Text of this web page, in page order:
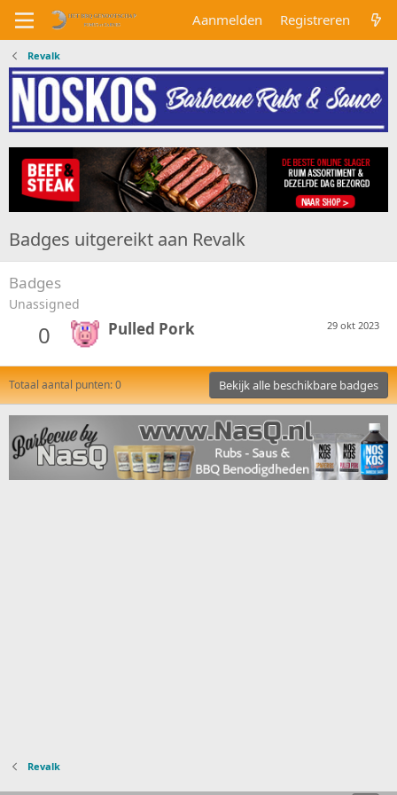
Aanmelden Registreren
Revalk
Badges uitgereikt aan Revalk
Badges
Unassigned
0 29 okt 2023
Pulled Pork
Totaal aantal punten: 0 Bekijk alle beschikbare badges
Revalk